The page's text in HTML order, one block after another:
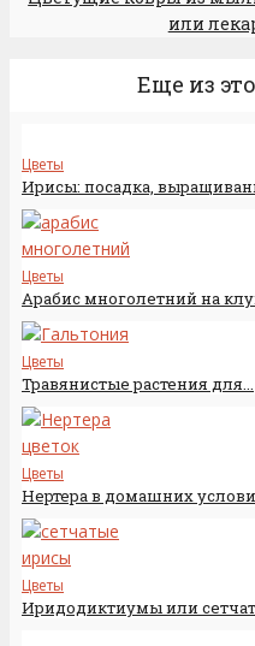
или
Еще из
Цветы
Ирисы: посадка,
Цветы
Арабис многолетний на
Цветы
Травянистые растения для...
Цветы
Нертера в домашних
Цветы
Иридодиктиумы или